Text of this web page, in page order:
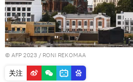
© AFP 2023 / RONI REKOMAA
关注